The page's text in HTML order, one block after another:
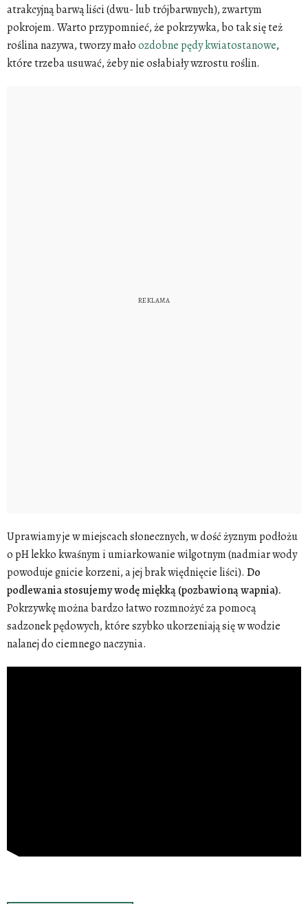
atrakcyjną barwą liści (dwu- lub trójbarwnych), zwartym
pokrojem. Warto przypomnieć, że pokrzywka, bo tak się też
roślina nazywa, tworzy małoozdobne pędy kwiatostanowe,
które trzeba usuwać, żeby nie osłabiały wzrostu roślin.
Uprawiamy je w miejscach słonecznych, w dość żyznym podłożu
o pH lekko kwaśnym i umiarkowanie wilgotnym (nadmiar wody
powoduje gnicie korzeni, a jej brak więdnięcie liści). Do
podlewania stosujemy wodę miękką (pozbawioną wapnia).
Pokrzywkę można bardzo łatwo rozmnożyć za pomocą
sadzonek pędowych, które szybko ukorzeniają się w wodzie
nalanej do ciemnego naczynia.